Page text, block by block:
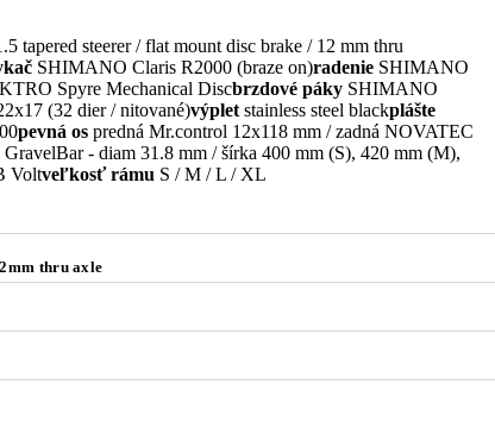
tapered steerer / flat mount disc brake / 12 mm thru
SHIMANO Claris R2000 (braze on)radenie SHIMANO
Spyre Mechanical Discbrzdové páky SHIMANO
(32 dier / nitované)výplet stainless steel blackplášte
pevná os predná Mr.control 12x118 mm / zadná NOVATEC
GravelBar - diam 31.8 mm / šírka 400 mm (S), 420 mm (M),
Voltveľkosť rámu S / M / L / XL
thru axle